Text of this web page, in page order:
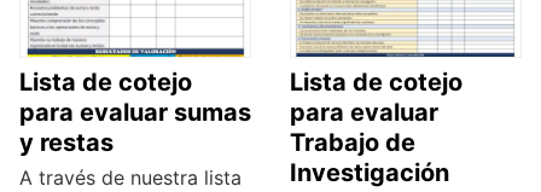
Lista de cotejo
para evaluar sumas
y restas
A través de nuestra lista
Lista de cotejo
para evaluar
Trabajo de
Investigación